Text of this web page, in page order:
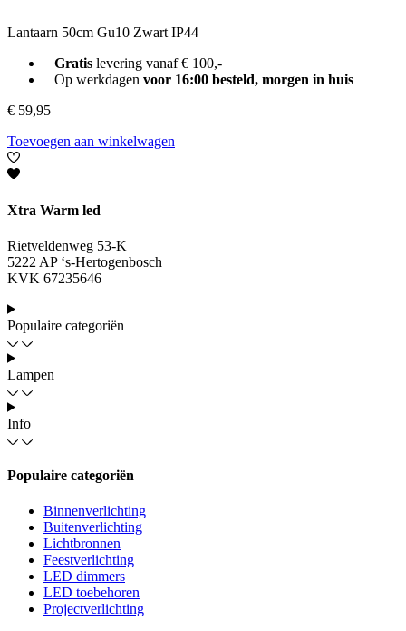
Lantaarn 50cm Gu10 Zwart IP44
Gratislevering vanaf € 100,-
Op werkdagen voor 16:00 besteld, morgen in huis
€ 59,95
Toevoegen aan winkelwagen
Xtra Warm led
Rietveldenweg 53-K
5222 AP ‘s-Hertogenbosch
KVK 67235646
Populaire categoriën
Lampen
Info
Populaire categoriën
Binnenverlichting
Buitenverlichting
Lichtbronnen
Feestverlichting
LED dimmers
LED toebehoren
Projectverlichting